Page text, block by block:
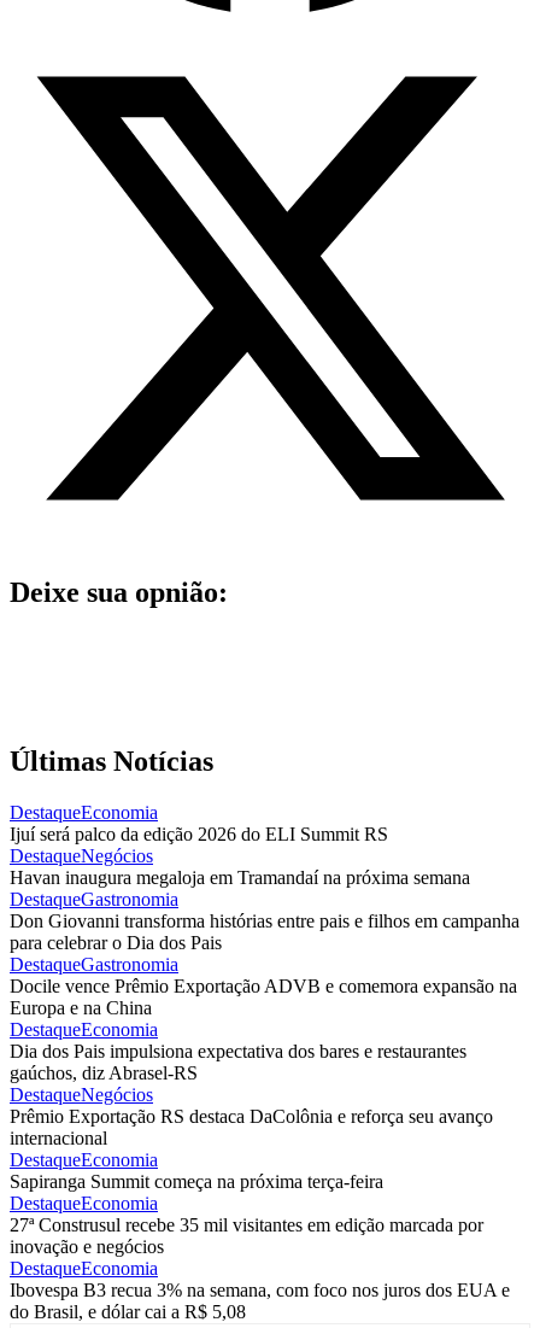
Deixe sua opnião:
Últimas Notícias
DestaqueEconomia
Ijuí será palco da edição 2026 do ELI Summit RS
DestaqueNegócios
Havan inaugura megaloja em Tramandaí na próxima semana
DestaqueGastronomia
Don Giovanni transforma histórias entre pais e filhos em campanha
para celebrar o Dia dos Pais
DestaqueGastronomia
Docile vence Prêmio Exportação ADVB e comemora expansão na
Europa e na China
DestaqueEconomia
Dia dos Pais impulsiona expectativa dos bares e restaurantes
gaúchos, diz Abrasel-RS
DestaqueNegócios
Prêmio Exportação RS destaca DaColônia e reforça seu avanço
internacional
DestaqueEconomia
Sapiranga Summit começa na próxima terça-feira
DestaqueEconomia
27ª Construsul recebe 35 mil visitantes em edição marcada por
inovação e negócios
DestaqueEconomia
Ibovespa B3 recua 3% na semana, com foco nos juros dos EUA e
do Brasil, e dólar cai a R$ 5,08